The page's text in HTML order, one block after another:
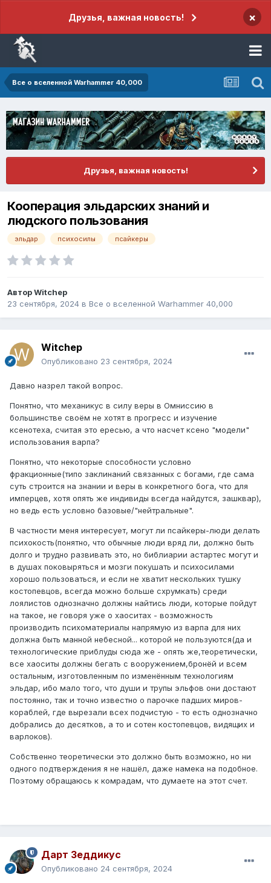
Друзья, важная новость! ×
Все о вселенной Warhammer 40,000
Друзья, важная новость!
Кооперация эльдарских знаний и
людского пользования
эльдар психосилы псайкеры
АвторWitchep
23 сентября, 2024 в Все о вселенной Warhammer 40,000
Witchep
Опубликовано 23 сентября, 2024
Давно назрел такой вопрос.
Понятно, что механикус в силу веры в Омниссию в
большинстве своём не хотят в прогресс и изучение
ксенотеха, считая это ересью, а что насчет ксено "модели"
использования варпа?
Понятно, что некоторые способности условно
фракционные(типо заклинаний связанных с богами, где сама
суть строится на знании и веры в конкретного бога, что для
имперцев, хотя опять же индивиды всегда найдутся, зашквар),
но ведь есть условно базовые/"нейтральные".
В частности меня интересует, могут ли псайкеры-люди делать
психокость(понятно, что обычные люди вряд ли, должно быть
долго и трудно развивать это, но библиарии астартес могут и
в душах поковыряться и мозги покушать и психосилами
хорошо пользоваться, и если не хватит нескольких тушку
костопевцов, всегда можно больше схрумкать) среди
лоялистов однозначно должны найтись люди, которые пойдут
на такое, не говоря уже о хаоситах - возможность
производить психоматериалы напрямую из варпа для них
должна быть манной небесной... которой не пользуются(да и
технологические приблуды сюда же - опять же,теоретически,
все хаоситы должны бегать с вооружением,бронёй и всем
остальным, изготовленным по изменённым технологиям
эльдар, ибо мало того, что души и трупы эльфов они достают
постоянно, так и точно известно о парочке падших миров-
кораблей, где вырезали всех подчистую - то есть однозначно
добрались до десятков, а то и сотен костопевцов, видящих и
варлоков).
Собственно теоретически это должно быть возможно, но ни
одного подтверждения я не нашёл, даже намека на подобное.
Поэтому обращаюсь к комрадам, что думаете на этот счет.
Дарт Зеддикус
Опубликовано 24 сентября, 2024